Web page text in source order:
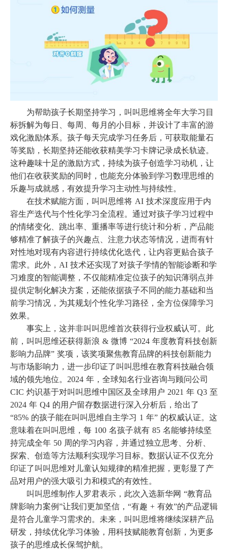
为帮助孩子长期坚持学习，叫叫思维将全年大学习目
标拆解为每日、每周、每月的小目标，并设计了丰富的游
戏化激励体系。孩子每天完成学习任务后，可获取能量石
等奖励，长期坚持还能收获精美学习卡牌记录成长轨迹。
这种趣味十足的激励方式，持续为孩子创造学习动机，让
他们在收获奖励的同时，也能充分体验到学习数理思维的
乐趣与成就感，有效提升学习主动性与持续性。
在技术赋能方面，叫叫思维将 AI 技术深度应用于内
容生产迭代与个性化学习全流程。通过对孩子学习过程中
的情绪变化、跳出率、重播率等进行统计和分析，产品能
够精准了解孩子的兴趣点、注意力状态等情况，进而有针
对性地对现有内容进行持续优化迭代，让内容更贴合孩子
需求。此外，AI 技术还实现了对孩子学情的智能诊断和学
习难度的智能调整，不仅能精准定位孩子的知识薄弱点并
提供定制化解决方案，还能依据孩子不同的能力基础和当
前学习情况，为其规划个性化学习路径，全方位保障学习
效果。
事实上，这并非叫叫思维首次获得行业权威认可。此
前， 叫叫思维还获得新浪 & 微博 “2024 年度教育科技创新
影响力品牌” 奖项，该奖项聚焦教育品牌的科技创新能力
与市场影响力，进一步印证了叫叫思维在教育科技融合领
域的领先地位。2024 年，全球知名行业咨询与顾问公司
CIC 灼识基于对叫叫思维中国区及全球用户 2021 年 Q3 至
2024 年 Q4 的用户留存数据进行深入分析后，给出了
“85% 的孩子能在叫叫思维自主学习 1 年” 的权威认证。这
意味着在叫叫思维，每 100 名孩子就有 85 名能够持续坚
持完成全年 50 周的学习内容，并通过独立思考、分析、
探索、创造等方法顺利实现学习目标。 数据认证不仅充分
印证了叫叫思维对儿童认知规律的精准把握，更彰显了产
品对用户的强大吸引力和模式的有效性。
叫叫思维制作人罗君表示，此次入选新华网 “教育品
牌影响力案例”让我们更加坚信，“有趣 + 有效”的产品逻辑
是符合儿童学习需求的。未来，叫叫思维将继续深耕产品
研发，持续优化学习体验，用科技赋能教育创新，为更多
孩子的思维成长保驾护航。